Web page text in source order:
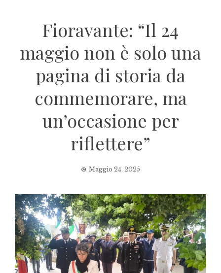
Fioravante: “Il 24
maggio non è solo una
pagina di storia da
commemorare, ma
un’occasione per
riflettere”
Maggio 24, 2025